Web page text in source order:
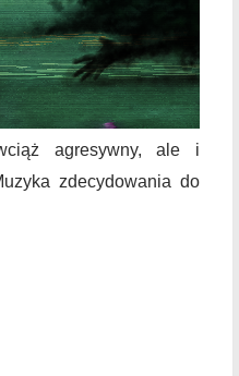
agresywny, ale i
zdecydowania do